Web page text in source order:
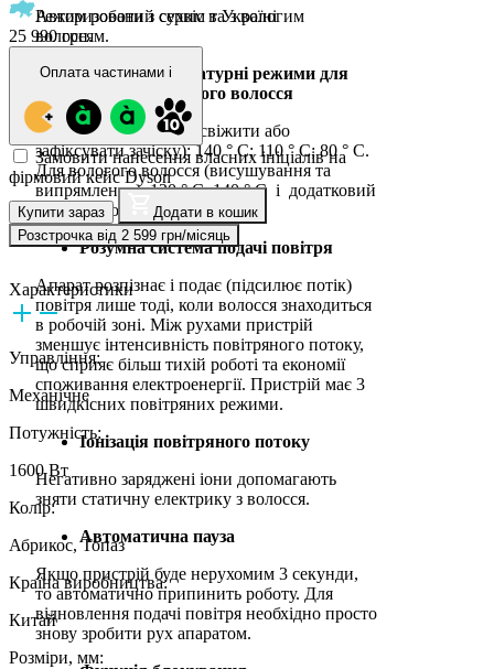
Режим роботи з сухим та з вологим
волоссям.
Окремі температурні режими для
сухого та вологого волосся
Для сухого волосся (освіжити або
зафіксувати зачіску): 140 ° C; 110 ° C; 80 ° C.
Для вологого волосся (висушування та
випрямлення): 120 ° C; 140 ° C і додатковий
режим Boost (максимальний).
Розумна система подачі повітря
Апарат розпізнає і подає (підсилює потік)
повітря лише тоді, коли волосся знаходиться
в робочій зоні. Між рухами пристрій
зменшує інтенсивність повітряного потоку,
що сприяє більш тихій роботі та економії
споживання електроенергії. Пристрій має 3
швидкісних повітряних режими.
Іонізація повітряного потоку
Негативно заряджені іони допомагають
зняти статичну електрику з волосся.
Автоматична пауза
Якщо пристрій буде нерухомим 3 секунди,
то автоматично припинить роботу. Для
відновлення подачі повітря необхідно просто
знову зробити рух апаратом.
Авторизований сервіс в Україні
25 990 грн.
Оплата частинами i
Замовити нанесення власних ініціалів на
фірмовий кейс Dyson
Купити зараз
Додати в кошик
Розстрочка від 2 599 грн/місяць
Характеристики
Управління:
Механічне
Потужність:
1600 Вт
Колір:
Абрикос, Топаз
Країна виробництва:
Китай
Розміри, мм: